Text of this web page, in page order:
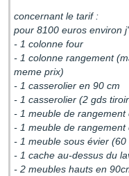
concernant le tarif :
pour 8100 euros environ
- 1 colonne four
- 1 colonne rangement
meme prix)
- 1 casserolier en 90 cm
- 1 casserolier (2 gds
- 1 meuble de
- 1 meuble de rangement
- 1 meuble sous évier (60
- 1 cache au-dessus du
- 2 meubles hauts en